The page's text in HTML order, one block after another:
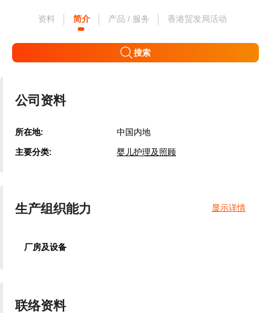
资料 简介 产品 / 服务 香港贸发局活动
搜索
公司资料
所在地: 中国内地
主要分类: 婴儿护理及照顾
生产组织能力 显示详情
厂房及设备
联络资料